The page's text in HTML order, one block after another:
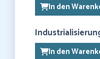
In den
In den